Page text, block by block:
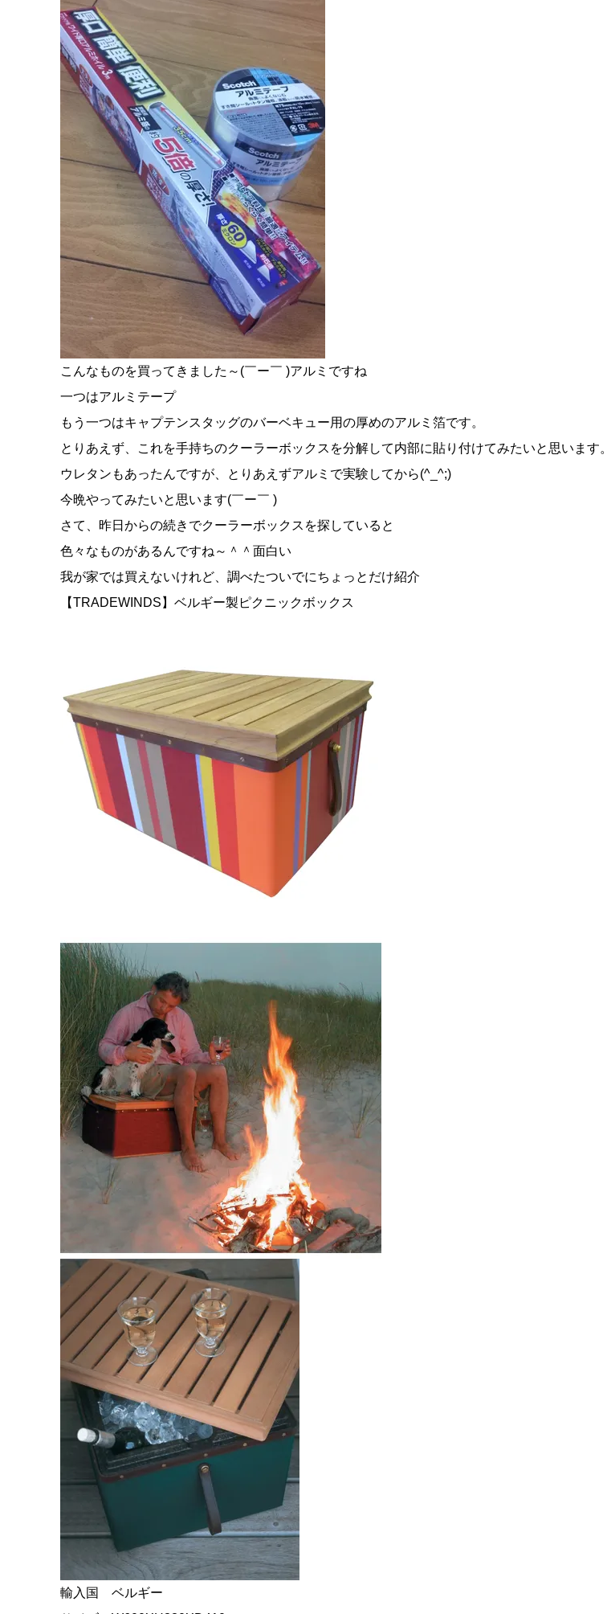
こんなものを買ってきました～(￣ー￣ )アルミですね
一つはアルミテープ
もう一つはキャプテンスタッグのバーベキュー用の厚めのアルミ箔です。
とりあえず、これを手持ちのクーラーボックスを分解して内部に貼り付けてみたいと思います。
ウレタンもあったんですが、とりあえずアルミで実験してから(^_^;)
今晩やってみたいと思います(￣ー￣ )
さて、昨日からの続きでクーラーボックスを探していると
色々なものがあるんですね～＾＾面白い
我が家では買えないけれど、調べたついでにちょっとだけ紹介
【TRADEWINDS】ベルギー製ピクニックボックス
輸入国 ベルギー